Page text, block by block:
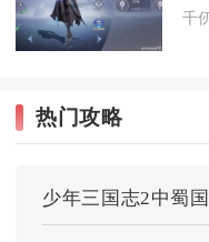
千
热门攻略
少年三国志2中蜀